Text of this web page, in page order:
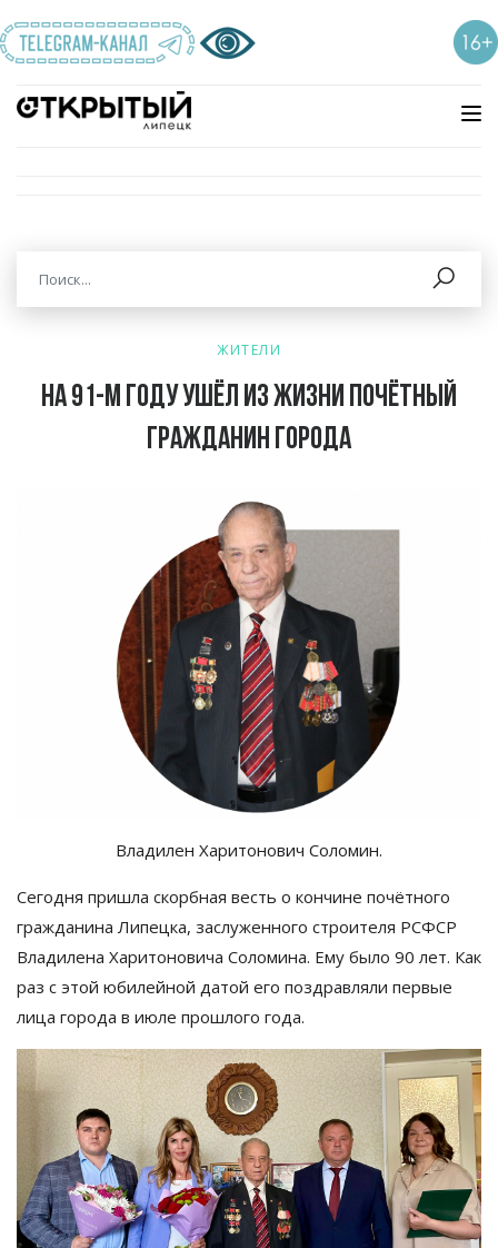
ЖИТЕЛИ
На 91-м году ушёл из жизни почётный
гражданин города
Владилен Харитонович Соломин.
Сегодня пришла скорбная весть о кончине почётного
гражданина Липецка, заслуженного строителя РСФСР
Владилена Харитоновича Соломина. Ему было 90 лет. Как
раз с этой юбилейной датой его поздравляли первые
лица города в июле прошлого года.